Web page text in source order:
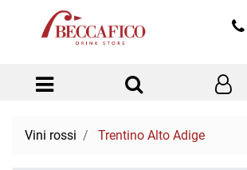
Open menu
Vini rossi Trentino Alto Adige